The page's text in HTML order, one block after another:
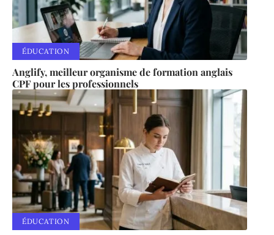
ÉDUCATION
Anglify, meilleur organisme de formation anglais
CPF pour les professionnels
ÉDUCATION